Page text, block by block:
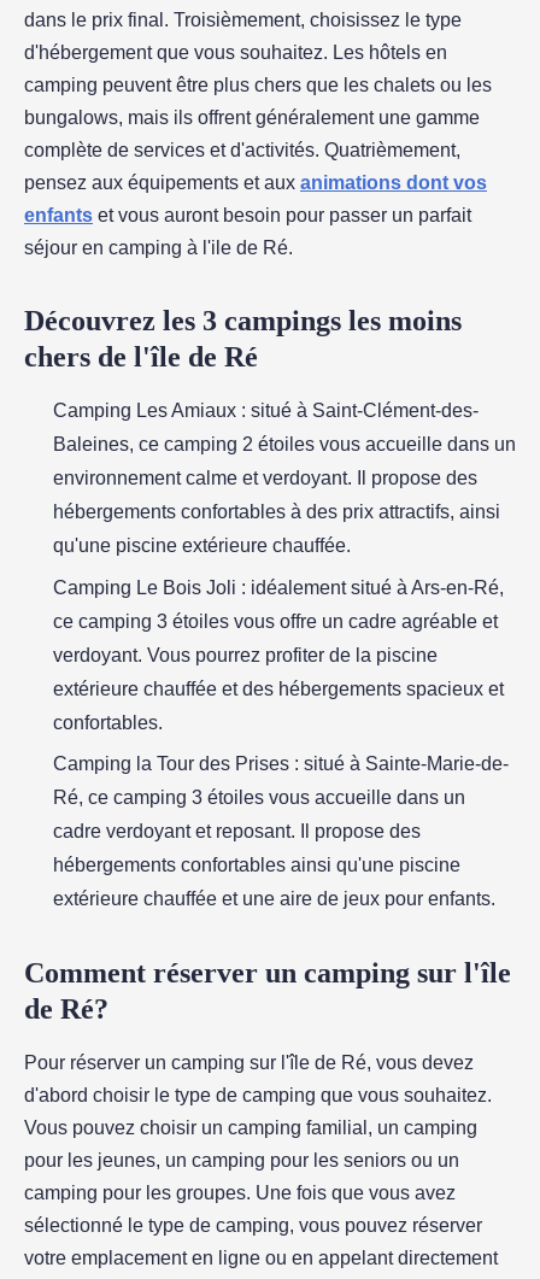
dans le prix final. Troisièmement, choisissez le type
d'hébergement que vous souhaitez. Les hôtels en
camping peuvent être plus chers que les chalets ou les
bungalows, mais ils offrent généralement une gamme
complète de services et d'activités. Quatrièmement,
pensez aux équipements et aux animations dont vos
enfants et vous auront besoin pour passer un parfait
séjour en camping à l'ile de Ré.
Découvrez les 3 campings les moins
chers de l'île de Ré
Camping Les Amiaux : situé à Saint-Clément-des-
Baleines, ce camping 2 étoiles vous accueille dans un
environnement calme et verdoyant. Il propose des
hébergements confortables à des prix attractifs, ainsi
qu'une piscine extérieure chauffée.
Camping Le Bois Joli : idéalement situé à Ars-en-Ré,
ce camping 3 étoiles vous offre un cadre agréable et
verdoyant. Vous pourrez profiter de la piscine
extérieure chauffée et des hébergements spacieux et
confortables.
Camping la Tour des Prises : situé à Sainte-Marie-de-
Ré, ce camping 3 étoiles vous accueille dans un
cadre verdoyant et reposant. Il propose des
hébergements confortables ainsi qu'une piscine
extérieure chauffée et une aire de jeux pour enfants.
Comment réserver un camping sur l'île
de Ré?
Pour réserver un camping sur l'île de Ré, vous devez
d'abord choisir le type de camping que vous souhaitez.
Vous pouvez choisir un camping familial, un camping
pour les jeunes, un camping pour les seniors ou un
camping pour les groupes. Une fois que vous avez
sélectionné le type de camping, vous pouvez réserver
votre emplacement en ligne ou en appelant directement